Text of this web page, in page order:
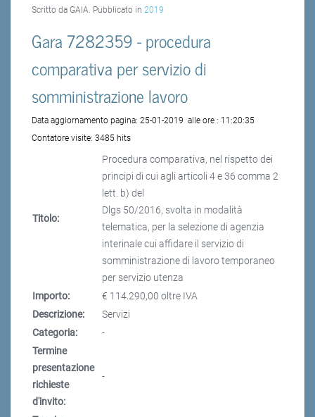
Scritto da GAIA. Pubblicato in 2019
Gara 7282359 - procedura
comparativa per servizio di
somministrazione lavoro
Data aggiornamento pagina: 25-01-2019 alle ore : 11:20:35
Contatore visite: 3485 hits
Titolo:
Procedura comparativa, nel rispetto dei
principi di cui agli articoli 4 e 36 comma 2
lett. b) del
Dlgs 50/2016, svolta in modalità
telematica, per la selezione di agenzia
interinale cui affidare il servizio di
somministrazione di lavoro temporaneo
per servizio utenza
Importo:
€ 114.290,00 oltre IVA
Descrizione:
Servizi
Categoria:
-
Termine
presentazione
richieste
d'invito:
-